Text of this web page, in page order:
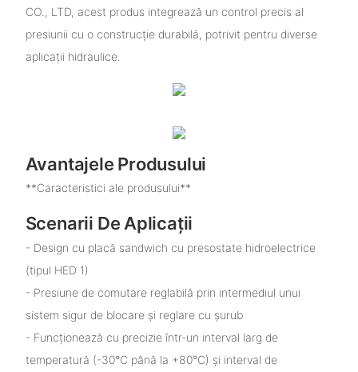
CO., LTD, acest produs integrează un control precis al
presiunii cu o construcție durabilă, potrivit pentru diverse
aplicații hidraulice.
Avantajele Produsului
**Caracteristici ale produsului**
Scenarii De Aplicații
- Design cu placă sandwich cu presostate hidroelectrice
(tipul HED 1)
- Presiune de comutare reglabilă prin intermediul unui
sistem sigur de blocare și reglare cu șurub
- Funcționează cu precizie într-un interval larg de
temperatură (-30°C până la +80°C) și interval de